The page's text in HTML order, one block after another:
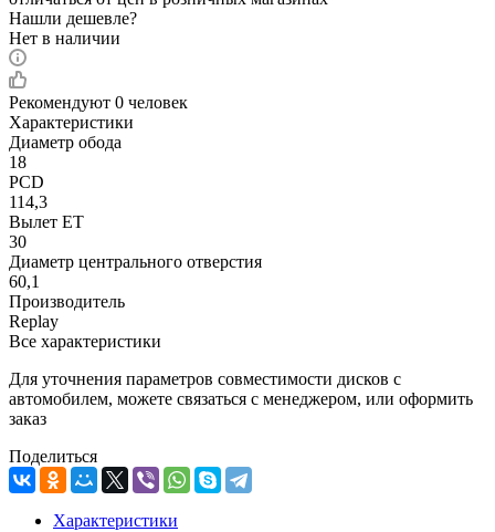
Нашли дешевле?
Нет в наличии
Рекомендуют 0 человек
Характеристики
Диаметр обода
18
PCD
114,3
Вылет ET
30
Диаметр центрального отверстия
60,1
Производитель
Replay
Все характеристики
Для уточнения параметров совместимости дисков с
автомобилем, можете связаться с менеджером, или оформить
заказ
Поделиться
Характеристики